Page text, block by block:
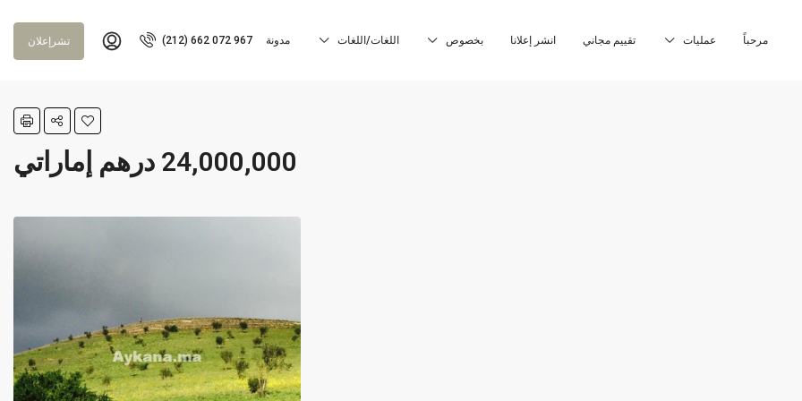
مرحباً عمليات تقييم مجاني انشر إعلانا بخصوص اللغات/اللغات مدونة (212) 662 072 967 تشرإعلان
24,000,000 درهم إماراتي